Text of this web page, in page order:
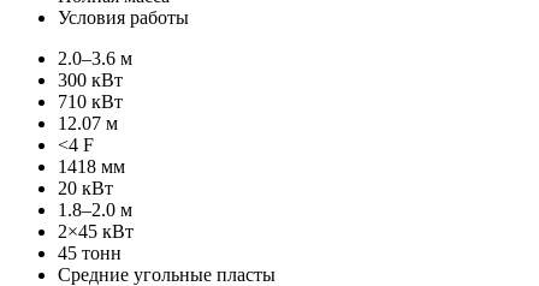
Условия работы
2.0–3.6 м
300 кВт
710 кВт
12.07 м
<4 F
1418 мм
20 кВт
1.8–2.0 м
2×45 кВт
45 тонн
Средние угольные пласты